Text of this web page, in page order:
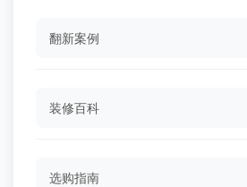
翻新案例
装修百科
选购指南